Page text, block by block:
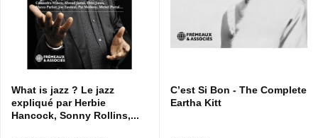
What is jazz ? Le jazz
expliqué par Herbie
Hancock, Sonny Rollins,...
C’est Si Bon - The Complete
Eartha Kitt